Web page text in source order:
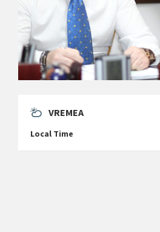
VREMEA
Local Time